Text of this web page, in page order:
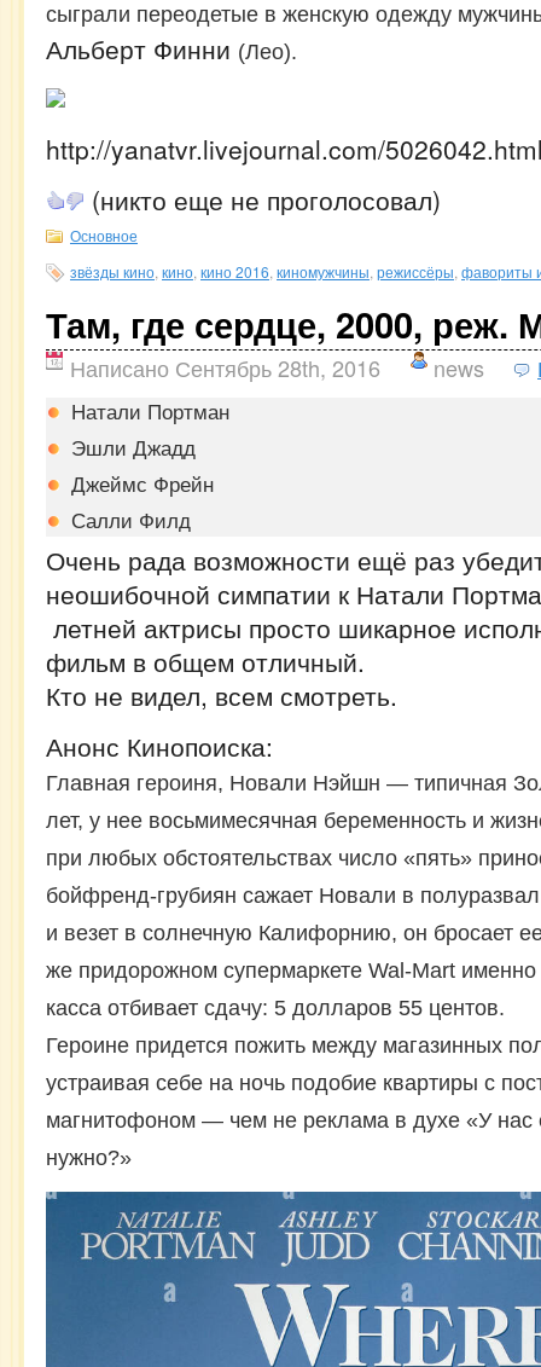
сыграли переодетые в женскую одежду
Альберт Финни (Лео).
http://yanatvr.livejournal.com/
(никто еще не проголосовал)
Основное
звёзды кино кино кино 2016 киномужчины режиссёры фавориты
Там, где сердце, 2000, реж.
Написано Сентябрь 28th, 2016 news
Натали Портман
Эшли Джадд
Джеймс Фрейн
Салли Филд
Очень рада возможности ещё раз
неошибочной симпатии к Натали
летней актрисы просто шикарное
фильм в общем отличный.
Кто не видел, всем смотреть.
Анонс Кинопоиска:
Главная героиня, Новали Нэйшн — типичная
лет, у нее восьмимесячная беременность и
при любых обстоятельствах число «пять»
бойфренд-грубиян сажает Новали в
и везет в солнечную Калифорнию, он бросает
же придорожном супермаркете Wal-Mart именно
касса отбивает сдачу: 5 долларов 55 центов.
Героине придется пожить между магазинных
устраивая себе на ночь подобие квартиры с
магнитофоном — чем не реклама в духе «У нас
нужно?»